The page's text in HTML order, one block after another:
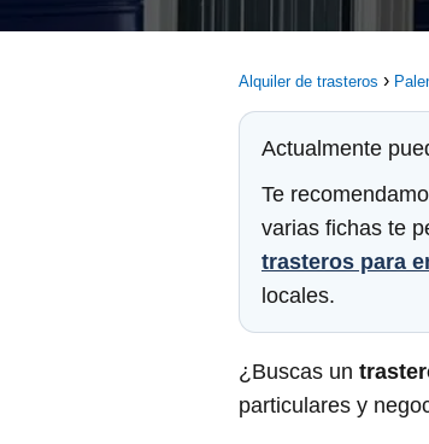
Alquiler de trasteros
Actualmente
Te
varias fichas te
trasteros para
locales.
¿Buscas un
particulares y